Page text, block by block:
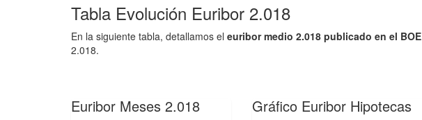
Tabla Evolución Euribor 2.018
En la siguiente tabla, detallamos el euribor medio 2.018 publicado en el BOE
2.018.
Euribor Meses 2.018 Gráfico Euribor Hipotecas